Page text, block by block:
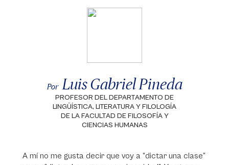
Por Luis Gabriel Pineda
PROFESOR DEL DEPARTAMENTO DE
LINGÜÍSTICA, LITERATURA Y FILOLOGÍA
DE LA FACULTAD DE FILOSOFÍA Y
CIENCIAS HUMANAS
A mí no me gusta decir que voy a “dictar una clase”